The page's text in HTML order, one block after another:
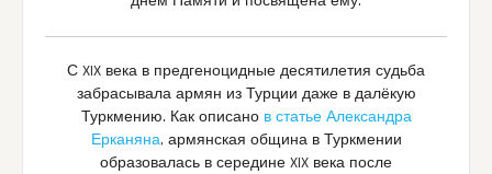
С XIX века в предгеноцидные десятилетия судьба
забрасывала армян из Турции даже в далёкую
Туркмению. Как описано в статье Александра
Ерканяна, армянская община в Туркмении
образовалась в середине XIX века после